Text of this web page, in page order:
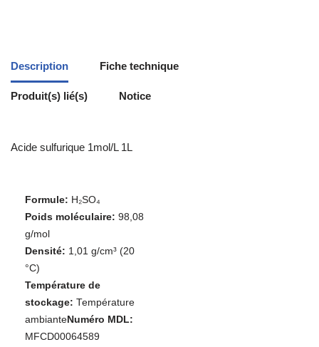
Description Fiche technique
Produit(s) lié(s) Notice
Acide sulfurique 1mol/L 1L
Formule: H₂SO₄
Poids moléculaire: 98,08
g/mol
Densité: 1,01 g/cm³ (20
°C)
Température de
stockage: Température
ambianteNuméro MDL:
MFCD00064589